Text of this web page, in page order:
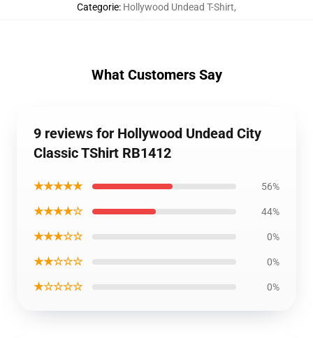
Categorie: Hollywood Undead T-Shirt,
What Customers Say
9 reviews for Hollywood Undead City
Classic TShirt RB1412
★★★★★ 56%
★★★★☆ 44%
★★★☆☆ 0%
★★☆☆☆ 0%
★☆☆☆☆ 0%